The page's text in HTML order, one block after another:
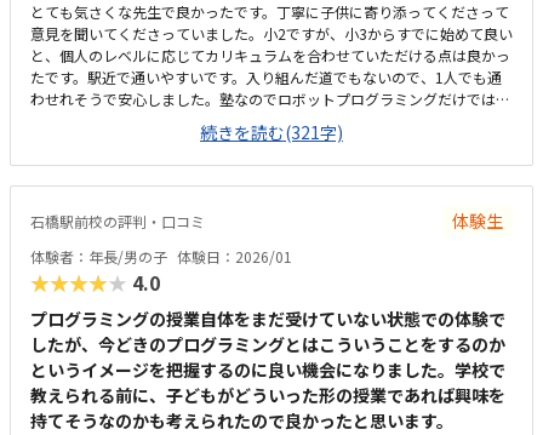
とても気さくな先生で良かったです。丁寧に子供に寄り添ってくださって
意見を聞いてくださっていました。小2ですが、小3からすでに始めて良い
と、個人のレベルに応じてカリキュラムを合わせていただける点は良かっ
たです。駅近で通いやすいです。入り組んだ道でもないので、1人でも通
わせれそうで安心しました。塾なのでロボットプログラミングだけではな
く、自習室を使って宿題をしてもらって良いと言っていただけた点が良か
ったです。通いやすい料金設定だと思います。他の習い事をしていても追
加で始めやすいかと思いました。今はロボットプログラミングだけを検討
していましたが、塾なので周りの先輩達の勉強する姿に感化されて勉強に
続きを読む(321字)
石橋駅前校の評判・口コミ 体験生
体験者：年長/男の子 体験日：2026/01
★★★★★ 4.0
プログラミングの授業自体をまだ受けていない状態での体験で
したが、今どきのプログラミングとはこういうことをするのか
というイメージを把握するのに良い機会になりました。学校で
教えられる前に、子どもがどういった形の授業であれば興味を
持てそうなのかも考えられたので良かったと思います。